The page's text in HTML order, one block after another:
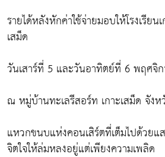
รายได้หลังหักค่าใช้จ่ายมอบให้โรงเรียน
เสม็ด
วันเสาร์ที่ 5 และวันอาทิตย์ที่ 6 พฤศจิ
ณ หมู่บ้านทะเลรีสอร์ท เกาะเสม็ด จังห
แหวกขนบแห่งคอนเสิร์ตที่เต็มไปด้วยแ
จิตใจให้ล่มหลงอยู่แต่เพียงความเพลิด